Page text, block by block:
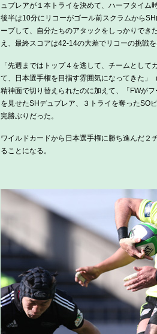
ュプレアが１本トライを決めて、ハーフタイム
後半は10分にリコーがゴール前スクラムから
ープして、自分たちのアタックをしっかりでき
え、最終スコアは42-14の大差でリコーの挑戦を
「先週まではトップ４を逃して、チームとし
て、日本選手権を目指す雰囲気になってきた」
精神面で切り替えられたのに加えて、「FWが
を見せたSHデュプレア、３トライを奪ったSO
完勝ぶりだった。
ワイルドカードから日本選手権に勝ち進んだ２
ることになる。